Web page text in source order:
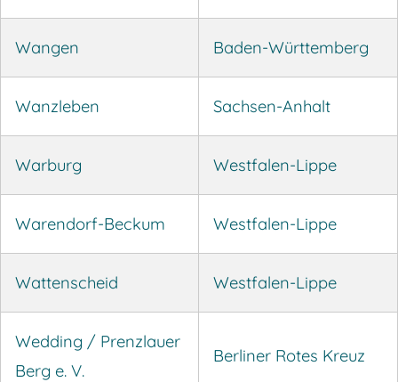
Wangen Baden-Württemberg
Wanzleben Sachsen-Anhalt
Warburg Westfalen-Lippe
Warendorf-Beckum Westfalen-Lippe
Wattenscheid Westfalen-Lippe
Wedding / Prenzlauer
Berg e. V.
Berliner Rotes Kreuz